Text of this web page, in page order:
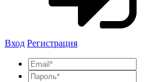
Вход Регистрация